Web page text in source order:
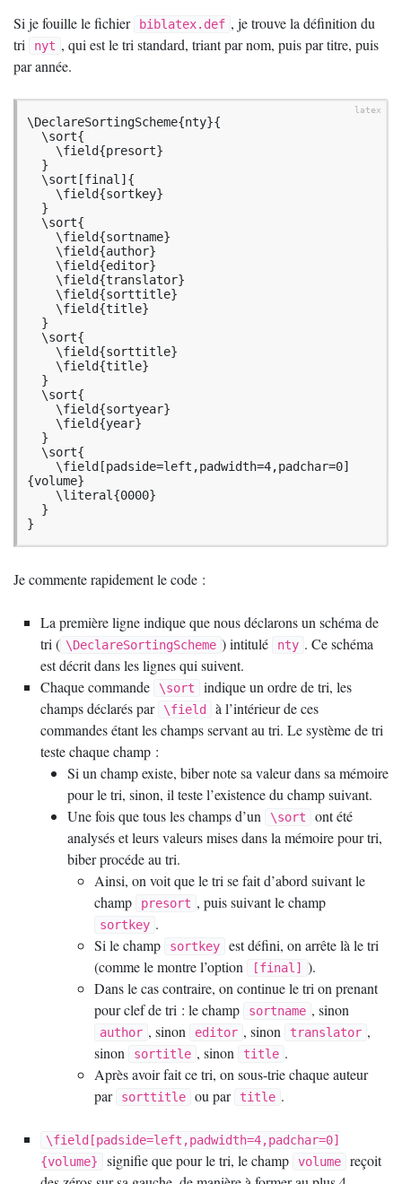
Si je fouille le fichier biblatex.def , je trouve la définition du
tri
nyt , qui est le tri standard, triant par nom, puis par titre, puis
par année.
\DeclareSortingScheme{nty}{
{volume}
}
Je commente rapidement le code :
La première ligne indique que nous déclarons un schéma de
tri ( \DeclareSortingScheme ) intitulé nty . Ce schéma
est décrit dans les lignes qui suivent.
Chaque commande
\sort
indique un ordre de tri, les
champs déclarés par
\field
à l’intérieur de ces
commandes étant les champs servant au tri. Le système de tri
teste chaque champ :
Si un champ existe, biber note sa valeur dans sa mémoire
pour le tri, sinon, il teste l’existence du champ suivant.
Une fois que tous les champs d’un
\sort
ont été
analysés et leurs valeurs mises dans la mémoire pour tri,
biber procéde au tri.
Ainsi, on voit que le tri se fait d’abord suivant le
champ
presort , puis suivant le champ
sortkey .
Si le champ
sortkey
est défini, on arrête là le tri
(comme le montre l’option
[final]
).
Dans le cas contraire, on continue le tri on prenant
pour clef de tri : le champ
sortname , sinon
author , sinon editor , sinon translator ,
sinon
sortitle , sinon title .
Après avoir fait ce tri, on sous-trie chaque auteur
par
sorttitle ou par title .
\field[padside=left,padwidth=4,padchar=0]
{volume}
signifie que pour le tri, le champ volume
reçoit